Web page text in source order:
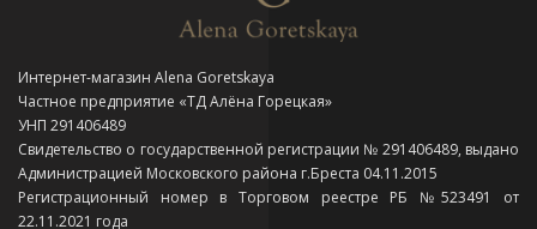
Интернет-магазин Alena Goretskaya
Частное предприятие «ТД Алёна Горецкая»
УНП 291406489
Свидетельство о государственной регистрации № 291406489, выдано
Администрацией Московского района г.Бреста 04.11.2015
Регистрационный номер в Торговом реестре РБ №523491 от
22.11.2021 года